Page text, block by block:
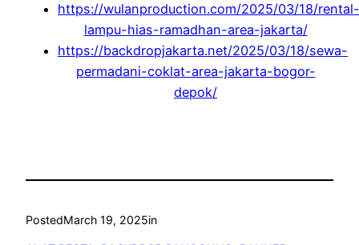
https://wulanproduction.com/2025/03/18/rental-
lampu-hias-ramadhan-area-jakarta/
https://backdropjakarta.net/2025/03/18/sewa-
permadani-coklat-area-jakarta-bogor-
depok/
PostedMarch 19, 2025in